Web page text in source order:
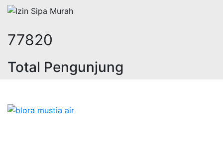
103143
Total Pengunjung